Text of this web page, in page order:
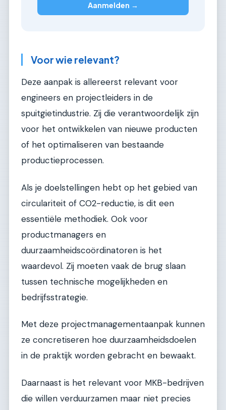
Aanmelden →
Voor wie relevant?
Deze aanpak is allereerst relevant voor
engineers en projectleiders in de
spuitgietindustrie. Zij die verantwoordelijk zijn
voor het ontwikkelen van nieuwe producten
of het optimaliseren van bestaande
productieprocessen.
Als je doelstellingen hebt op het gebied van
circulariteit of CO2-reductie, is dit een
essentiële methodiek. Ook voor
productmanagers en
duurzaamheidscoördinatoren is het
waardevol. Zij moeten vaak de brug slaan
tussen technische mogelijkheden en
bedrijfsstrategie.
Met deze projectmanagementaanpak kunnen
ze concretiseren hoe duurzaamheidsdoelen
in de praktijk worden gebracht en bewaakt.
Daarnaast is het relevant voor MKB-bedrijven
die willen verduurzamen maar niet precies